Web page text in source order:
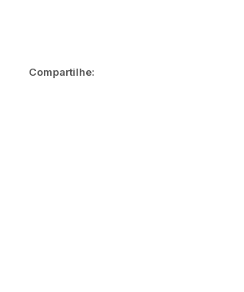
Compartilhe: